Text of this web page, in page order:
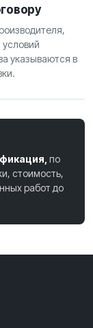
указываются в
по
стоимость,
работ до